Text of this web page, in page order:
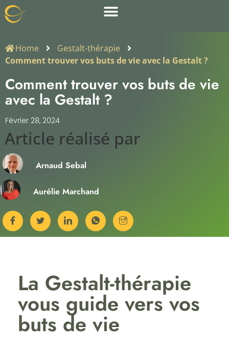
Home
Gestalt-thérapie
Comment trouver vos buts de vie avec la Gestalt ?
Comment trouver vos buts de vie
avec la Gestalt ?
Février 28, 2024
Article réalisé par​
Arnaud Sebal
Aurélie Marchand
La Gestalt-thérapie
vous guide vers vos
buts de vie